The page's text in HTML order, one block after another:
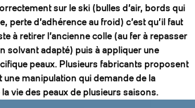
sur le ski (bulles d’air, bords qui
perte d’adhérence au froid) c’est qu’il faut
à retirer l’ancienne colle (au fer à repasser
solvant adapté) puis à appliquer une
peaux. Plusieurs fabricants proposent
une manipulation qui demande de la
vie des peaux de plusieurs saisons.